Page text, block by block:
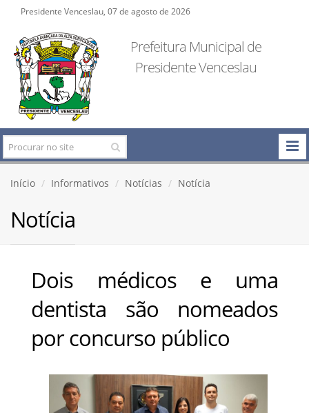
Presidente Venceslau, 07 de agosto de 2026
Prefeitura Municipal de
Presidente Venceslau
Início Informativos Notícias Notícia
Notícia
Dois médicos e uma
dentista são nomeados
por concurso público